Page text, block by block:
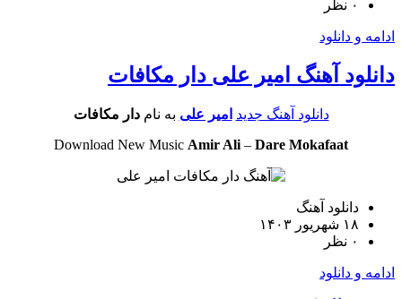
و دانلود
آهنگ امیر علی دار مکافات
دانلود آهنگ جدید امیر علیبه نام دار مکافات
Download New Music Amir Ali–Dare Mokafaat
دانلود آهنگ
و دانلود